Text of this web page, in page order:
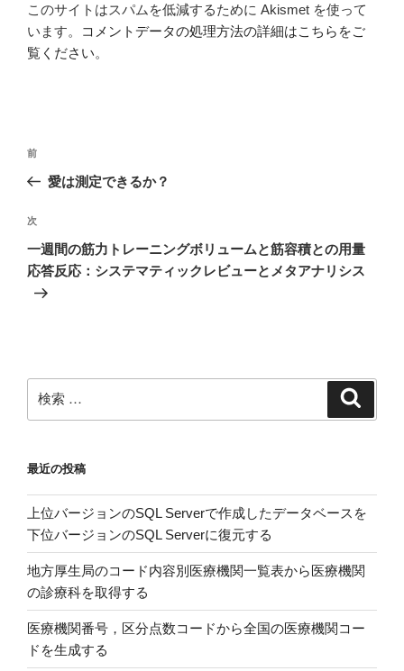
このサイトはスパムを低減するために Akismet を使って
います。
コメントデータの処理方法の詳細はこちらをご
覧ください。
投
ナ
ビ
ゲ
ー
シ
過
去
投
前
愛は測定できるか？
次
投
次
一週間の筋力トレーニングボリュームと筋容積との用量
応答反応：システマティックレビューとメタアナリシス
索:
最近の投稿
上位バージョンのSQL Serverで作成したデータベースを
下位バージョンのSQL Serverに復元する
地方厚生局のコード内容別医療機関一覧表から医療機関
の診療科を取得する
医療機関番号，区分点数コードから全国の医療機関コー
ドを生成する